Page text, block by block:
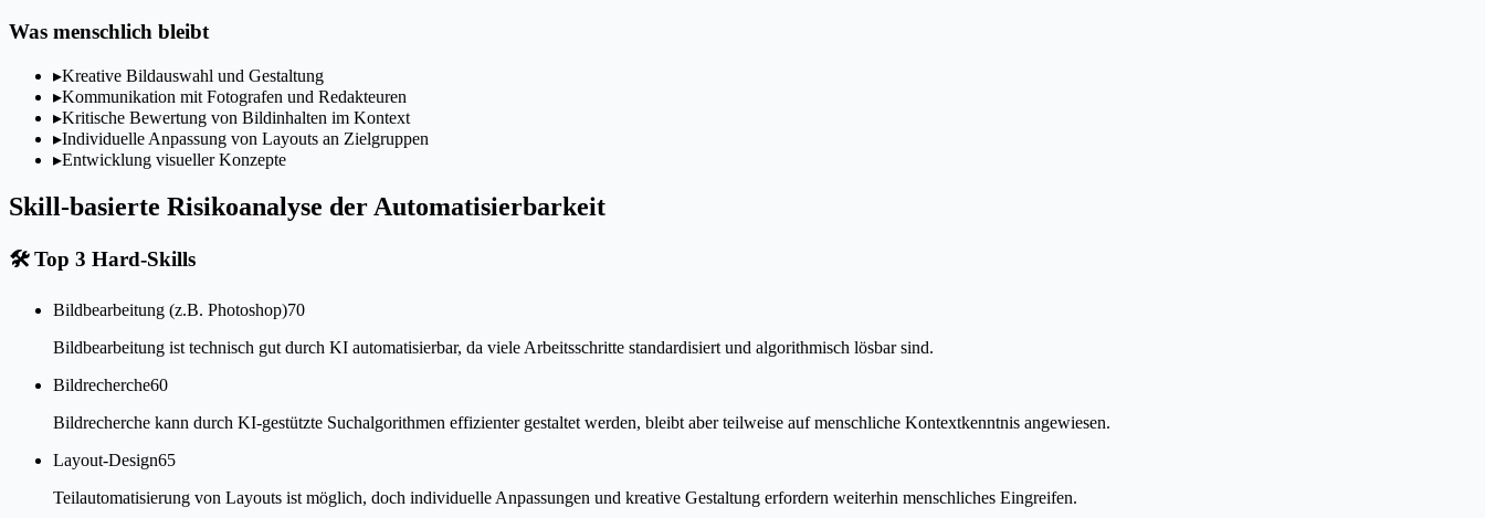
Was menschlich bleibt
▸Kreative Bildauswahl und Gestaltung
▸Kommunikation mit Fotografen und Redakteuren
▸Kritische Bewertung von Bildinhalten im Kontext
▸Individuelle Anpassung von Layouts an Zielgruppen
▸Entwicklung visueller Konzepte
Skill-basierte Risikoanalyse der Automatisierbarkeit
🛠Top 3 Hard-Skills
Bildbearbeitung (z.B. Photoshop)70
Bildbearbeitung ist technisch gut durch KI automatisierbar, da viele Arbeitsschritte standardisiert und algorithmisch lösbar sind.
Bildrecherche60
Bildrecherche kann durch KI-gestützte Suchalgorithmen effizienter gestaltet werden, bleibt aber teilweise auf menschliche Kontextkenntnis angewiesen.
Layout-Design65
Teilautomatisierung von Layouts ist möglich, doch individuelle Anpassungen und kreative Gestaltung erfordern weiterhin menschliches Eingreifen.